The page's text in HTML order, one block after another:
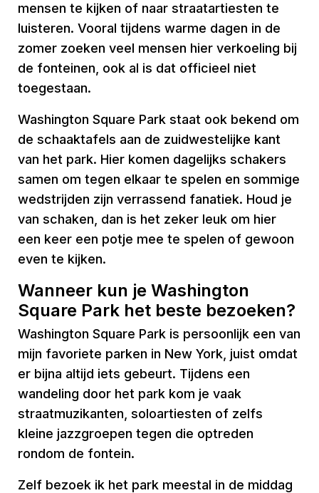
mensen te kijken of naar straatartiesten te
luisteren. Vooral tijdens warme dagen in de
zomer zoeken veel mensen hier verkoeling bij
de fonteinen, ook al is dat officieel niet
toegestaan.
Washington Square Park staat ook bekend om
de schaaktafels aan de zuidwestelijke kant
van het park. Hier komen dagelijks schakers
samen om tegen elkaar te spelen en sommige
wedstrijden zijn verrassend fanatiek. Houd je
van schaken, dan is het zeker leuk om hier
een keer een potje mee te spelen of gewoon
even te kijken.
Wanneer kun je Washington
Square Park het beste bezoeken?
Washington Square Park is persoonlijk een van
mijn favoriete parken in New York, juist omdat
er bijna altijd iets gebeurt. Tijdens een
wandeling door het park kom je vaak
straatmuzikanten, soloartiesten of zelfs
kleine jazzgroepen tegen die optreden
rondom de fontein.
Zelf bezoek ik het park meestal in de middag